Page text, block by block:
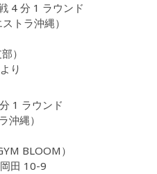
4 分 1 ラウンド
トラ沖縄）
）
り
1 ラウンド
沖縄）
BLOOM）
田 10-9